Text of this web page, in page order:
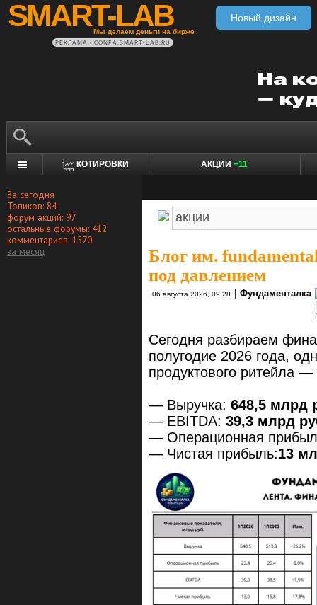
SMART-LAB
Мы делаем деньги на бирже
Новый дизайн
РЕКЛАМА • CONFA.SMART-LAB.RU
КОТИРОВКИ АКЦИИ +11
За сегодня
Топиков: 84
форум акций: 97
остальные форумы: 412
комментариев: 1570
за месяц
Блог им.
под давлением
06 августа 2026, 09:28 Фундаменталка
Сегодня разбираем
полугодие 2026 года,
продуктового ритейла
— Выручка: 648,5 млрд
— EBITDA: 39,3 млрд
— Операционная
— Чистая прибыль:13